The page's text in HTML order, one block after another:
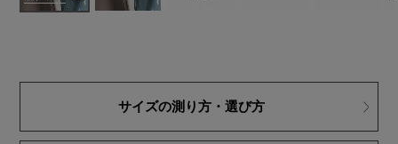
サイズの測り方・選び方